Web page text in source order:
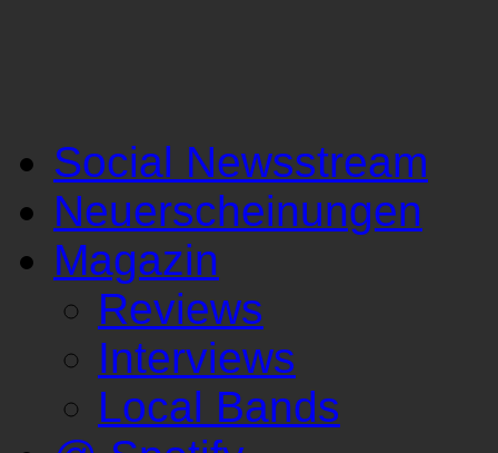
Social Newsstream
Neuerscheinungen
Magazin
Reviews
Interviews
Local Bands